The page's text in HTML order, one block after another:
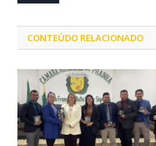
CONTEÚDO RELACIONADO